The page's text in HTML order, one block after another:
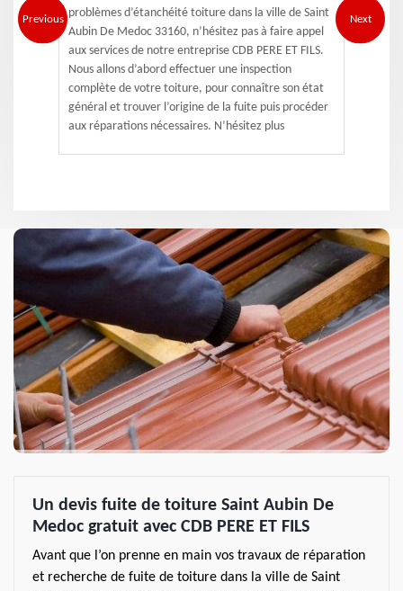
Previous problèmes d’étanchéité toiture dans la ville de Saint
Aubin De Medoc 33160, n’hésitez pas à faire appel
aux services de notre entreprise CDB PERE ET FILS.
Nous allons d’abord effectuer une inspection
complète de votre toiture, pour connaître son état
général et trouver l’origine de la fuite puis procéder
aux réparations nécessaires. N’hésitez plus
Next
Un devis fuite de toiture Saint Aubin De
Medoc gratuit avec CDB PERE ET FILS
Avant que l’on prenne en main vos travaux de réparation
et recherche de fuite de toiture dans la ville de Saint